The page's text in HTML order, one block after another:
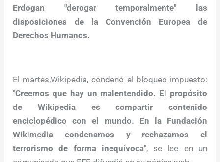
Erdogan "derogar temporalmente" las
disposiciones de la Convención Europea de
Derechos Humanos.
El martes,Wikipedia, condenó el bloqueo impuesto:
"Creemos que hay un malentendido. El propósito
de Wikipedia es compartir contenido
enciclopédico con el mundo. En la Fundación
Wikimedia condenamos y rechazamos el
terrorismo de forma inequívoca", se lee en un